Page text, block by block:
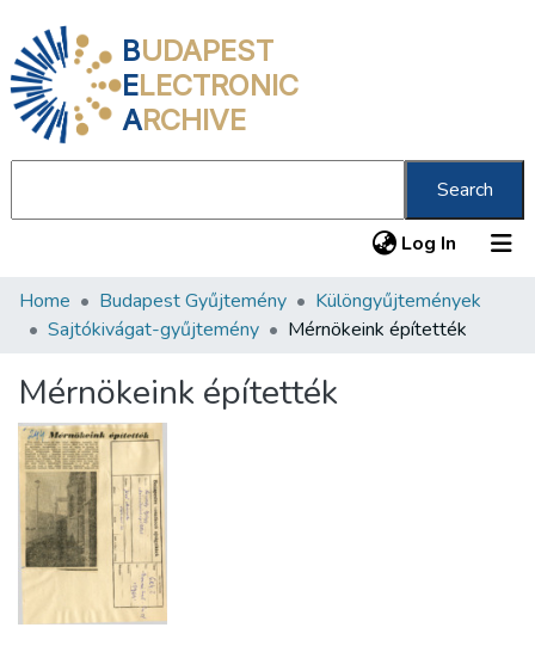
BUDAPEST
ELECTRONIC
ARCHIVE
Search
Log In (current)
Communities & Collections
Statistics
About us
Home Budapest Gyűjtemény
Különgyűjtemények
Sajtókivágat-gyűjtemény
Mérnökeink építették
Mérnökeink építették